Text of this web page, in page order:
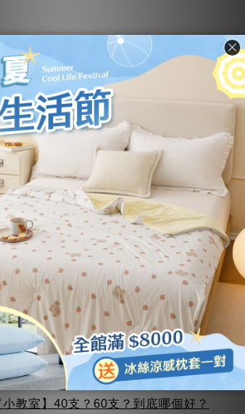
耐用，透氣、吸濕排汗，觸感絲滑、親
不易掉色。
高越有亮澤效果，呈現如金屬般色澤，
小教室】40支？60支？到底哪個好？